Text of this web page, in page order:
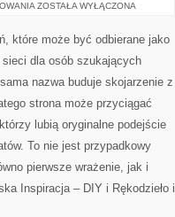
STYL
ZDROWIE
ZOSTAŁA WYŁĄCZONA
które może być odbierane jako
dla osób szukających
nazwa buduje skojarzenie z
strona może przyciągać
lubią oryginalne podejście
To nie jest przypadkowy
pierwsze wrażenie, jak i
Inspiracja – DIY i Rękodzieło i